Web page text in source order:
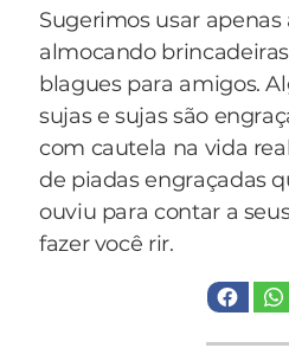
balde cheio de peixes para
outros ursos. Foi aí que
teve uma idéia luminosa.
perguntou se ele podia
jaula dos pandas. Talvez
eles aproveitariam a
zelador olhou bem para o
no lugar deles, você saía,
Sugerimos usar apenas
almocando
blagues para amigos.
sujas e sujas são
com cautela na vida
de piadas engraçadas
ouviu para contar a
fazer você rir.